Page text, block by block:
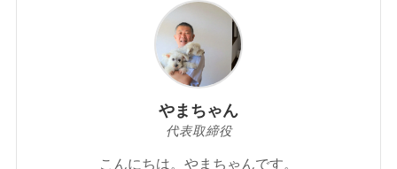
やまちゃん
代表取締役
こんにちは。やまちゃんです。